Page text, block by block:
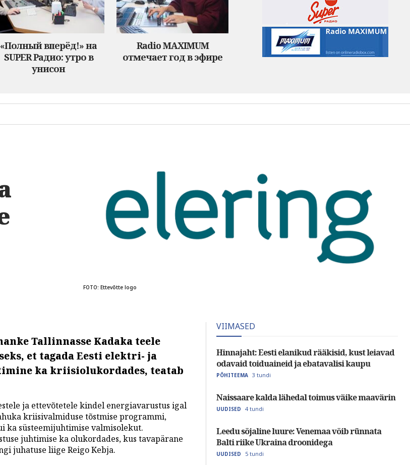
«Полный вперёд!» на
SUPER Радио: утро в
унисон
Radio MAXIMUM
отмечает год в эфире